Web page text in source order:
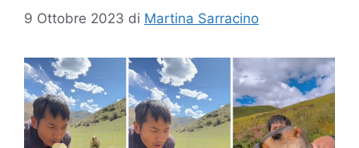
9 Ottobre 2023 di Martina Sarracino